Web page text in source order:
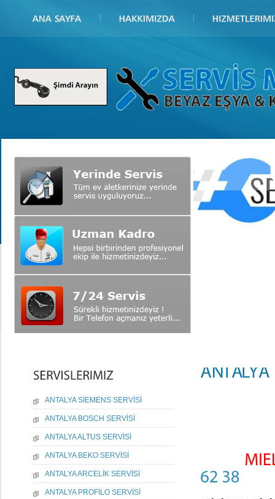
ANTALYA SİEMENS SERVİSİ
ANTALYA BOSCH SERVİSİ
ANTALYA ALTUS SERVİSİ
ANTALYA BEKO SERVİSİ
ANTALYA ARCELİK SERVİSİ
ANTALYA PROFİLO SERVİSİ